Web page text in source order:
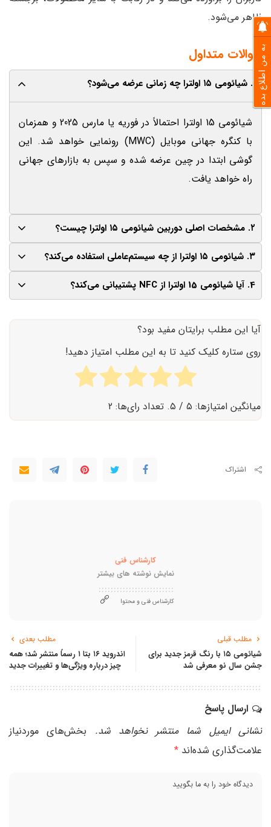
ظاهر می‌شود.
سوالات متداول
شیائومی 15 اولترا احتمالاً در فوریه یا مارس 2025 و همزمان
با کنگره جهانی موبایل (MWC) رونمایی خواهد شد. این
گوشی ابتدا در چین عرضه شده و سپس به بازارهای جهانی
راه خواهد یافت.
۲. مشخصات اصلی دوربین شیائومی ۱۵ اولترا چیست؟
این گوشی دارای دوربین اصلی 50 مگاپیکسلی Sony LYT-900
با OIS، دوربین فوق عریض 50 مگاپیکسلی، تله‌فوتو 50
مگاپیکسلی و پریسکوپ 200 مگاپیکسلی است که زوم
هیبریدی 100 برابری را ارائه می‌دهد.
۳. شیائومی ۱۵ اولترا از چه سیستم‌عاملی استفاده می‌کند؟
ارائه می‌دهد.
4. آیا شیائومی 15 اولترا از NFC پشتیبانی می‌کند؟
ایمن فراهم کرده است.
آیا این مطلب برایتان مفید بود؟
روی ستاره کلیک کنید تا به این مطلب امتیاز دهید!
میانگین امتیازها: ۵ / ۵. تعداد رای‌ها: ۲
اشتراک
کارشناس فنی
نمایش نوشته های بیشتر
کارشناس فنی و محتوا
مطلب قبلی
شیائومی ۱۵ با رنگ قرمز جدید برای
جشن سال نو معرفی شد
مطلب بعدی
اندروید ۱۶ بتا ۱ رسماً منتشر شد؛ همه
چیز درباره ویژگی‌ها و تغییرات جدید
ارسال پاسخ
نشانی ایمیل شما منتشر نخواهد شد.
بخش‌های موردنیاز
علامت‌گذاری شده‌اند *
به من اطلاع بده